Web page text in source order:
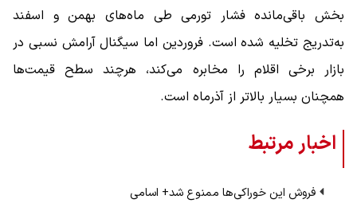
بخش باقی‌مانده فشار تورمی طی ماه‌های بهمن و اسفند
به‌تدریج تخلیه شده است. فروردین اما سیگنال آرامش نسبی در
بازار برخی اقلام را مخابره می‌کند، هرچند سطح قیمت‌ها
همچنان بسیار بالاتر از آذرماه است.
اخبار مرتبط
فروش این خوراکی‌ها ممنوع شد+ اسامی